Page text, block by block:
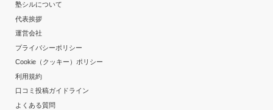
1日あたりの授業時間
1時間～2時間未満
月額料金
50,001円〜100,000円
塾シルについて
代表挨拶
運営会社
プライバシーポリシー
Cookie（クッキー）ポリシー
利用規約
口コミ投稿ガイドライン
よくある質問